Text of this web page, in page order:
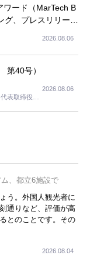
ワード（MarTech B
、プレスリリース
2026.08.06
第40号）
表取締役社
2026.08.06
、都立6施設で
う。外国人観光者に
通りなど、評価が高
とのことです。その
われれば、日本人に
ね。
2026.08.04